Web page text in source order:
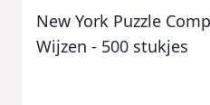
New York Puzzle
Wijzen - 500 stukjes